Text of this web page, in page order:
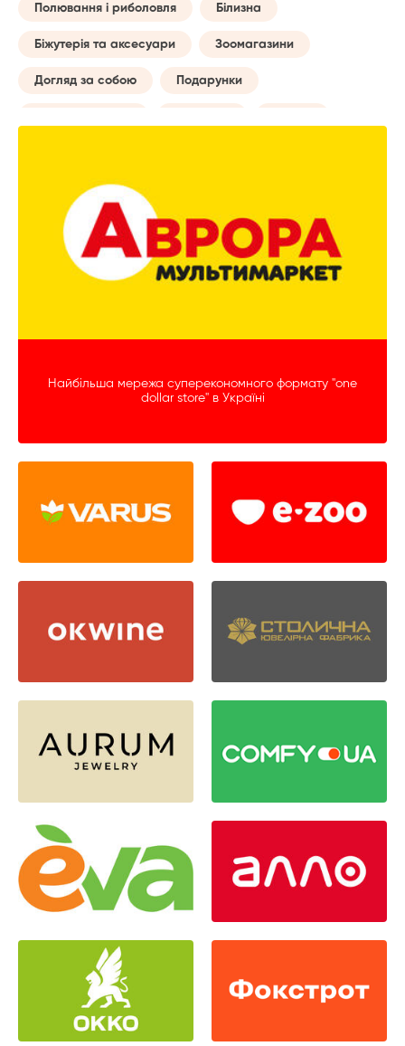
Полювання і риболовля Білизна
Біжутерія та аксесуари Зоомагазини
Догляд за собою Подарунки
Все для туризму
Дозвілля та відпочинок Годинники
Домашній текстиль
Найбільша мережа суперекономного формату "one
dollar store" в Україні